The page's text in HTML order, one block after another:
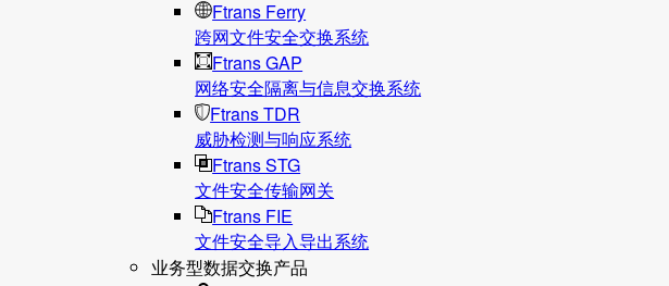
Ftrans Ferry
跨网文件安全交换系统
Ftrans GAP
网络安全隔离与信息交换系统
Ftrans TDR
威胁检测与响应系统
Ftrans STG
文件安全传输网关
Ftrans FIE
文件安全导入导出系统
业务型数据交换产品